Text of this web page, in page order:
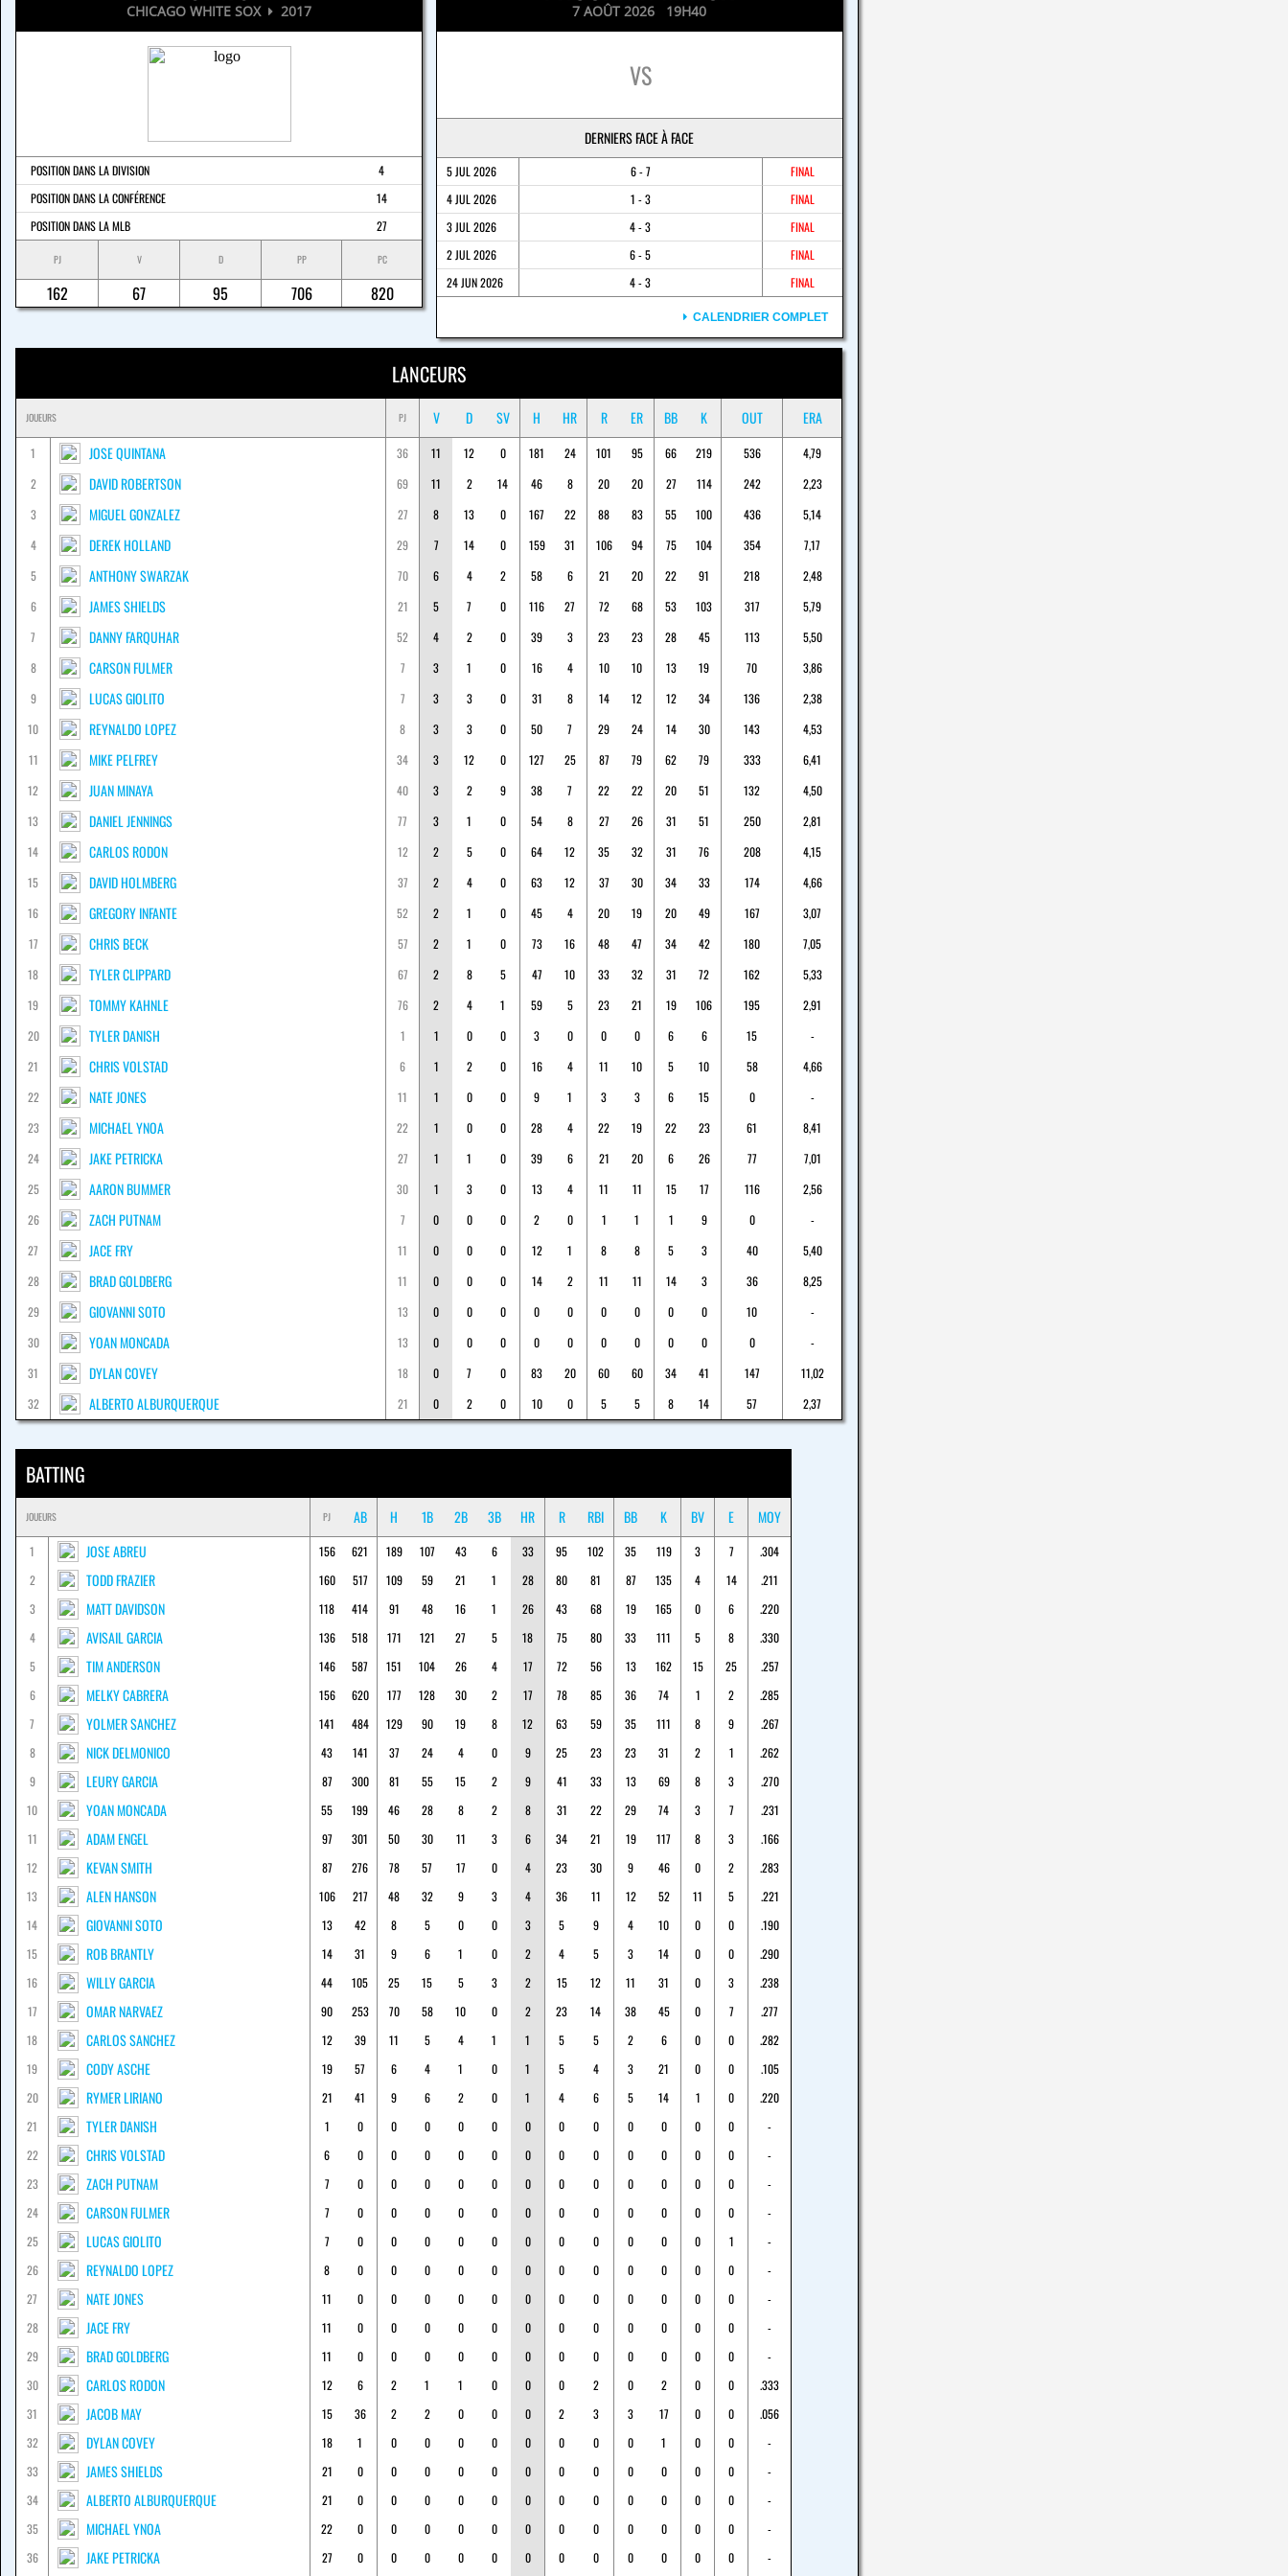
CHICAGO WHITE SOX 2017
POSITION DANS LA DIVISION
4
POSITION DANS LA CONFÉRENCE
14
POSITION DANS LA MLB
27
PJ V D PP PC
162 67 95 706 820
7 AOÛT 2026 19H40
VS
DERNIERS FACE À FACE
5 JUL 2026 6 - 7
FINAL
4 JUL 2026
1 - 3
FINAL
3 JUL 2026
4 - 3
FINAL
2 JUL 2026
6 - 5
FINAL
24 JUN 2026
4 - 3 FINAL
CALENDRIER COMPLET
LANCEURS
JOUEURS PJ V D SV H HR R ER BB K OUT ERA
1 JOSE QUINTANA 36 11 12 0 181 24 101 95 66 219 536
4,79
2
DAVID ROBERTSON 69 11 2 14 46 8 20 20 27 114 242
2,23
3
MIGUEL GONZALEZ 27 8 13 0 167 22 88 83 55 100 436
5,14
4
DEREK HOLLAND 29 7 14 0 159 31 106 94 75 104 354
7,17
5
ANTHONY SWARZAK 70 6 4 2 58 6 21 20 22 91 218
2,48
6
JAMES SHIELDS 21 5 7 0 116 27 72 68 53 103 317
5,79
7
DANNY FARQUHAR 52 4 2 0 39 3 23 23 28 45 113
5,50
8
CARSON FULMER 7 3 1 0 16 4 10 10 13 19 70
3,86
9
LUCAS GIOLITO 7 3 3 0 31 8 14 12 12 34 136
2,38
10
REYNALDO LOPEZ 8 3 3 0 50 7 29 24 14 30 143
4,53
11
MIKE PELFREY 34 3 12 0 127 25 87 79 62 79 333
6,41
12
JUAN MINAYA 40 3 2 9 38 7 22 22 20 51 132
4,50
13
DANIEL JENNINGS 77 3 1 0 54 8 27 26 31 51 250
2,81
14
CARLOS RODON 12 2 5 0 64 12 35 32 31 76 208
4,15
15
DAVID HOLMBERG 37 2 4 0 63 12 37 30 34 33 174
4,66
16
GREGORY INFANTE 52 2 1 0 45 4 20 19 20 49 167
3,07
17
CHRIS BECK 57 2 1 0 73 16 48 47 34 42 180
7,05
18
TYLER CLIPPARD 67 2 8 5 47 10 33 32 31 72 162
5,33
19
TOMMY KAHNLE 76 2 4 1 59 5 23 21 19 106 195
2,91
20
TYLER DANISH 1 1 0 0 3 0 0 0 6 6 15
-
21
CHRIS VOLSTAD 6 1 2 0 16 4 11 10 5 10 58
4,66
22
NATE JONES 11 1 0 0 9 1 3 3 6 15 0
-
23
MICHAEL YNOA 22 1 0 0 28 4 22 19 22 23 61
8,41
24
JAKE PETRICKA 27 1 1 0 39 6 21 20 6 26 77
7,01
25
AARON BUMMER 30 1 3 0 13 4 11 11 15 17 116
2,56
26
ZACH PUTNAM 7 0 0 0 2 0 1 1 1 9 0
-
27
JACE FRY 11 0 0 0 12 1 8 8 5 3 40
5,40
28
BRAD GOLDBERG 11 0 0 0 14 2 11 11 14 3 36
8,25
29
GIOVANNI SOTO 13 0 0 0 0 0 0 0 0 0 10
-
30
YOAN MONCADA 13 0 0 0 0 0 0 0 0 0 0
-
31
DYLAN COVEY 18 0 7 0 83 20 60 60 34 41 147
11,02
32
ALBERTO ALBURQUERQUE 21 0 2 0 10 0 5 5 8 14 57 2,37
BATTING
JOUEURS PJ AB H 1B 2B 3B HR R RBI BB K BV E MOY
1 JOSE ABREU 156 621 189 107 43 6 33 95 102 35 119 3 7
.304
2
TODD FRAZIER 160 517 109 59 21 1 28 80 81 87 135 4 14
.211
3
MATT DAVIDSON 118 414 91 48 16 1 26 43 68 19 165 0 6
.220
4
AVISAIL GARCIA 136 518 171 121 27 5 18 75 80 33 111 5 8
.330
5
TIM ANDERSON 146 587 151 104 26 4 17 72 56 13 162 15 25
.257
6
MELKY CABRERA 156 620 177 128 30 2 17 78 85 36 74 1 2
.285
7
YOLMER SANCHEZ 141 484 129 90 19 8 12 63 59 35 111 8 9
.267
8
NICK DELMONICO 43 141 37 24 4 0 9 25 23 23 31 2 1
.262
9
LEURY GARCIA 87 300 81 55 15 2 9 41 33 13 69 8 3
.270
10
YOAN MONCADA 55 199 46 28 8 2 8 31 22 29 74 3 7
.231
11
ADAM ENGEL 97 301 50 30 11 3 6 34 21 19 117 8 3
.166
12
KEVAN SMITH 87 276 78 57 17 0 4 23 30 9 46 0 2
.283
13
ALEN HANSON 106 217 48 32 9 3 4 36 11 12 52 11 5
.221
14
GIOVANNI SOTO 13 42 8 5 0 0 3 5 9 4 10 0 0
.190
15
ROB BRANTLY 14 31 9 6 1 0 2 4 5 3 14 0 0
.290
16
WILLY GARCIA 44 105 25 15 5 3 2 15 12 11 31 0 3
.238
17
OMAR NARVAEZ 90 253 70 58 10 0 2 23 14 38 45 0 7
.277
18
CARLOS SANCHEZ 12 39 11 5 4 1 1 5 5 2 6 0 0
.282
19
CODY ASCHE 19 57 6 4 1 0 1 5 4 3 21 0 0
.105
20
RYMER LIRIANO 21 41 9 6 2 0 1 4 6 5 14 1 0
.220
21
TYLER DANISH 1 0 0 0 0 0 0 0 0 0 0 0 0
-
22
CHRIS VOLSTAD 6 0 0 0 0 0 0 0 0 0 0 0 0
-
23
ZACH PUTNAM 7 0 0 0 0 0 0 0 0 0 0 0 0
-
24
CARSON FULMER 7 0 0 0 0 0 0 0 0 0 0 0 0
-
25
LUCAS GIOLITO 7 0 0 0 0 0 0 0 0 0 0 0 1
-
26
REYNALDO LOPEZ 8 0 0 0 0 0 0 0 0 0 0 0 0
-
27
NATE JONES 11 0 0 0 0 0 0 0 0 0 0 0 0
-
28
JACE FRY 11 0 0 0 0 0 0 0 0 0 0 0 0
-
29
BRAD GOLDBERG 11 0 0 0 0 0 0 0 0 0 0 0 0
-
30
CARLOS RODON 12 6 2 1 1 0 0 0 2 0 2 0 0
.333
31
JACOB MAY 15 36 2 2 0 0 0 2 3 3 17 0 0
.056
32
DYLAN COVEY 18 1 0 0 0 0 0 0 0 0 1 0 0
-
33
JAMES SHIELDS 21 0 0 0 0 0 0 0 0 0 0 0 0
-
34
ALBERTO ALBURQUERQUE 21 0 0 0 0 0 0 0 0 0 0 0 0
-
35
MICHAEL YNOA 22 0 0 0 0 0 0 0 0 0 0 0 0
-
36
JAKE PETRICKA 27 0 0 0 0 0 0 0 0 0 0 0 0 -